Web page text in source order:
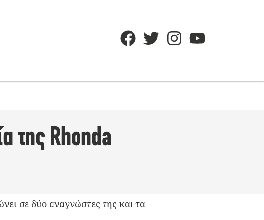
της Rhonda
σε δύο αναγνώστες της και τα